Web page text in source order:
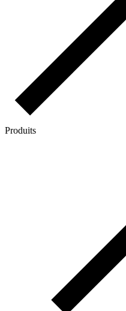
Produits